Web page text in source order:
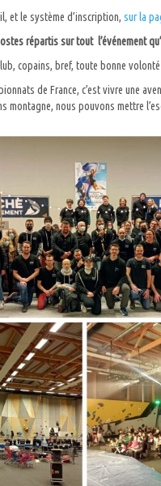
et le système d’inscription, sur la
répartis sur tout l’événement
copains, bref, toute bonne
de France, c’est vivre une
montagne, nous pouvons mettre